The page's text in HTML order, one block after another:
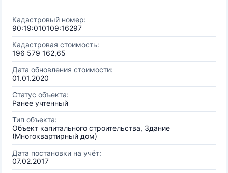
Кадастровый номер:
90:19:010109:16297
Кадастровая стоимость:
196 579 162,65
Дата обновления стоимости:
01.01.2020
Статус объекта:
Ранее учтенный
Тип объекта:
Объект капитального строительства, Здание
(Многоквартирный дом)
Дата постановки на учёт:
07.02.2017